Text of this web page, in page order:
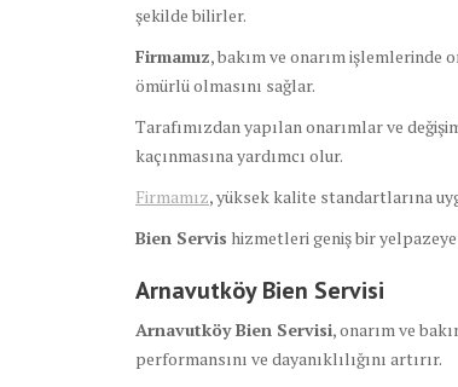
şekilde bilirler.
Firmamız, bakım ve onarım işlemlerinde
ömürlü olmasını sağlar.
Tarafımızdan yapılan onarımlar ve
kaçınmasına yardımcı olur.
Firmamız, yüksek kalite standartlarına
Bien Servis hizmetleri geniş bir
Arnavutköy Bien Servisi
Arnavutköy Bien Servisi, onarım ve
performansını ve dayanıklılığını artırır.